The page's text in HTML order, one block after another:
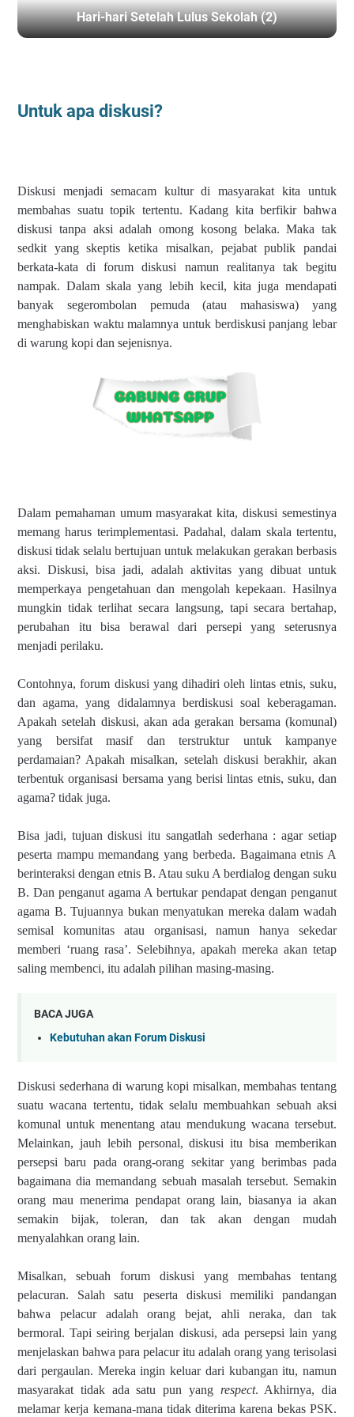
Hari-hari Setelah Lulus Sekolah (2)
Untuk apa diskusi?
Diskusi menjadi semacam kultur di masyarakat kita untuk
membahas suatu topik tertentu. Kadang kita berfikir bahwa
diskusi tanpa aksi adalah omong kosong belaka. Maka tak
sedkit yang skeptis ketika misalkan, pejabat publik pandai
berkata-kata di forum diskusi namun realitanya tak begitu
nampak. Dalam skala yang lebih kecil, kita juga mendapati
banyak segerombolan pemuda (atau mahasiswa) yang
menghabiskan waktu malamnya untuk berdiskusi panjang lebar
di warung kopi dan sejenisnya.
Dalam pemahaman umum masyarakat kita, diskusi semestinya
memang harus terimplementasi. Padahal, dalam skala tertentu,
diskusi tidak selalu bertujuan untuk melakukan gerakan berbasis
aksi. Diskusi, bisa jadi, adalah aktivitas yang dibuat untuk
memperkaya pengetahuan dan mengolah kepekaan. Hasilnya
mungkin tidak terlihat secara langsung, tapi secara bertahap,
perubahan itu bisa berawal dari persepi yang seterusnya
menjadi perilaku.
Contohnya, forum diskusi yang dihadiri oleh lintas etnis, suku,
dan agama, yang didalamnya berdiskusi soal keberagaman.
Apakah setelah diskusi, akan ada gerakan bersama (komunal)
yang bersifat masif dan terstruktur untuk kampanye
perdamaian? Apakah misalkan, setelah diskusi berakhir, akan
terbentuk organisasi bersama yang berisi lintas etnis, suku, dan
agama? tidak juga.
Bisa jadi, tujuan diskusi itu sangatlah sederhana : agar setiap
peserta mampu memandang yang berbeda. Bagaimana etnis A
berinteraksi dengan etnis B. Atau suku A berdialog dengan suku
B. Dan penganut agama A bertukar pendapat dengan penganut
agama B. Tujuannya bukan menyatukan mereka dalam wadah
semisal komunitas atau organisasi, namun hanya sekedar
memberi ‘ruang rasa’. Selebihnya, apakah mereka akan tetap
saling membenci, itu adalah pilihan masing-masing.
BACA JUGA
Kebutuhan akan Forum Diskusi
Diskusi sederhana di warung kopi misalkan, membahas tentang
suatu wacana tertentu, tidak selalu membuahkan sebuah aksi
komunal untuk menentang atau mendukung wacana tersebut.
Melainkan, jauh lebih personal, diskusi itu bisa memberikan
persepsi baru pada orang-orang sekitar yang berimbas pada
bagaimana dia memandang sebuah masalah tersebut. Semakin
orang mau menerima pendapat orang lain, biasanya ia akan
semakin bijak, toleran, dan tak akan dengan mudah
menyalahkan orang lain.
Misalkan, sebuah forum diskusi yang membahas tentang
pelacuran. Salah satu peserta diskusi memiliki pandangan
bahwa pelacur adalah orang bejat, ahli neraka, dan tak
bermoral. Tapi seiring berjalan diskusi, ada persepsi lain yang
menjelaskan bahwa para pelacur itu adalah orang yang terisolasi
dari pergaulan. Mereka ingin keluar dari kubangan itu, namun
masyarakat tidak ada satu pun yang respect. Akhirnya, dia
melamar kerja kemana-mana tidak diterima karena bekas PSK.